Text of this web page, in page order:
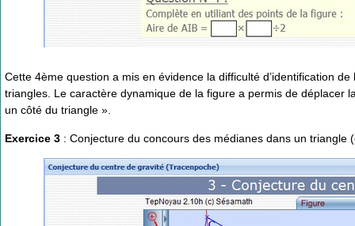
Cette 4ème question a mis en évidence la difficulté d’identification
triangles. Le caractère dynamique de la figure a permis de déplacer
un côté du triangle ».
Exercice 3 : Conjecture du concours des médianes dans un triangle